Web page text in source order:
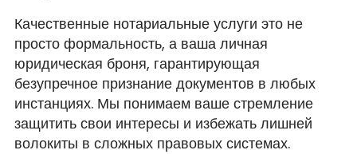
Качественные нотариальные услуги это не
просто формальность, а ваша личная
юридическая броня, гарантирующая
безупречное признание документов в любых
инстанциях. Мы понимаем ваше стремление
защитить свои интересы и избежать лишней
волокиты в сложных правовых системах.